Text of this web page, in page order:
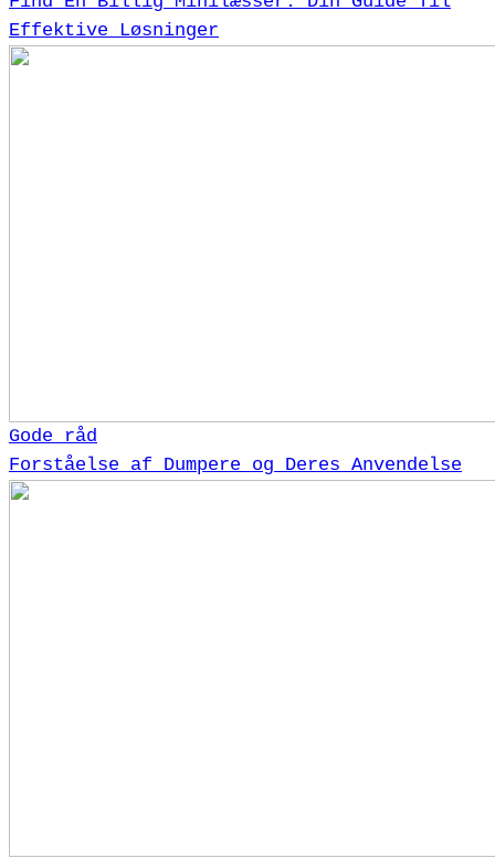
Effektive Løsninger
Gode råd
Forståelse af Dumpere og Deres Anvendelse